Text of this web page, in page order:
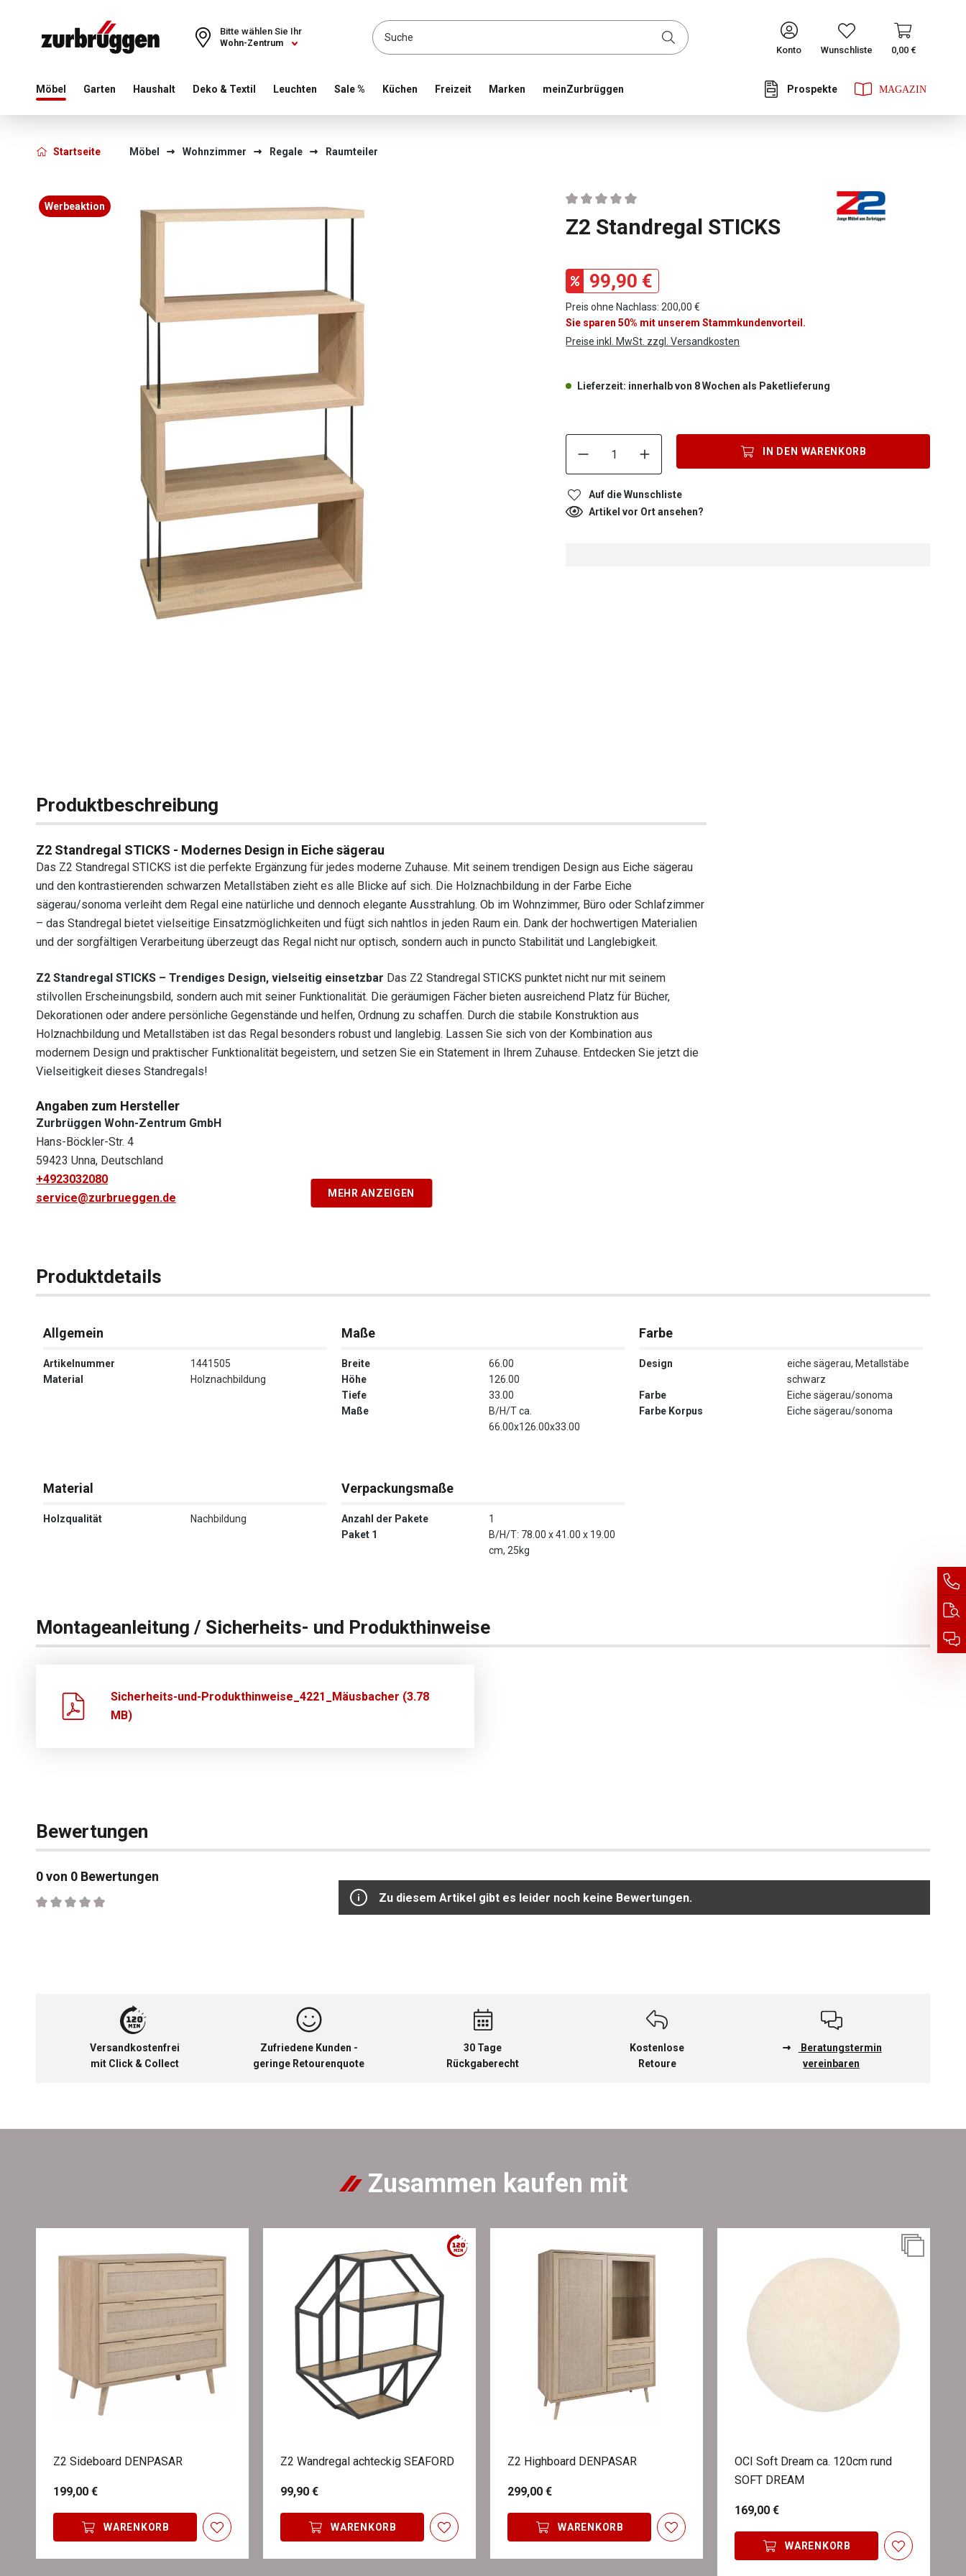
Choose a different country or region to see content for your location and shop online CONTINUE
Wohn-Zentrum
Bitte wählen Sie Ihr
Konto
Wunschliste 0,00 €
Möbel Garten Haushalt Deko & Textil Leuchten Sale % Küchen Freizeit Prospekte
Marken meinZurbrüggen
Startseite Möbel Wohnzimmer Regale Raumteiler
Bildergalerie überspringen
Werbeaktion Durchschnittliche Bewertung von 0 von 5 Sternen
Z2 Standregal STICKS
99,90 €
Preis ohne Nachlass: 200,00 €
Sie sparen 50% mit unserem Stammkundenvorteil.
Preise inkl. MwSt. zzgl. Versandkosten
Lieferzeit: innerhalb von 8 Wochen als Paketlieferung
Produkt Anzahl: Gib den gewünschten Wert ein oder benutze die
IN DEN WARENKORB
Auf die Wunschliste
Artikel vor Ort ansehen?
Produktbeschreibung
Z2 Standregal STICKS - Modernes Design in Eiche sägerau
Das Z2 Standregal STICKS ist die perfekte Ergänzung für jedes moderne Zuhause. Mit seinem trendigen Design aus Eiche sägerau
und den kontrastierenden schwarzen Metallstäben zieht es alle Blicke auf sich. Die Holznachbildung in der Farbe Eiche
sägerau/sonoma verleiht dem Regal eine natürliche und dennoch elegante Ausstrahlung. Ob im Wohnzimmer, Büro oder Schlafzimmer
– das Standregal bietet vielseitige Einsatzmöglichkeiten und fügt sich nahtlos in jeden Raum ein. Dank der hochwertigen Materialien
und der sorgfältigen Verarbeitung überzeugt das Regal nicht nur optisch, sondern auch in puncto Stabilität und Langlebigkeit.
Z2 Standregal STICKS – Trendiges Design, vielseitig einsetzbar Das Z2 Standregal STICKS punktet nicht nur mit seinem
stilvollen Erscheinungsbild, sondern auch mit seiner Funktionalität. Die geräumigen Fächer bieten ausreichend Platz für Bücher,
Dekorationen oder andere persönliche Gegenstände und helfen, Ordnung zu schaffen. Durch die stabile Konstruktion aus
Holznachbildung und Metallstäben ist das Regal besonders robust und langlebig. Lassen Sie sich von der Kombination aus
modernem Design und praktischer Funktionalität begeistern, und setzen Sie ein Statement in Ihrem Zuhause. Entdecken Sie jetzt die
Vielseitigkeit dieses Standregals!
Angaben zum Hersteller
Zurbrüggen Wohn-Zentrum GmbH
Hans-Böckler-Str. 4
59423 Unna, Deutschland
+4923032080
service@zurbrueggen.de
MEHR ANZEIGEN
Produktdetails
Allgemein
Artikelnummer
1441505
Material
Holznachbildung
Maße
Breite
66.00
Höhe
126.00
Tiefe
33.00
Maße
B/H/T ca.
66.00x126.00x33.00
Farbe
Design
eiche sägerau, Metallstäbe
schwarz
Farbe
Eiche sägerau/sonoma
Farbe Korpus
Eiche sägerau/sonoma
Material
Holzqualität Nachbildung
Verpackungsmaße
Anzahl der Pakete
1
Paket 1
B/H/T: 78.00 x 41.00 x 19.00
cm, 25kg
Montageanleitung / Sicherheits- und Produkthinweise
Sicherheits-und-Produkthinweise_4221_Mäusbacher (3.78
MB)
Bewertungen
0 von 0 Bewertungen
Durchschnittliche Bewertung von 0 von 5 Sternen
Zu diesem Artikel gibt es leider noch keine Bewertungen.
Versandkostenfrei
mit Click & Collect
Zufriedene Kunden -
geringe Retourenquote
30 Tage
Rückgaberecht
Kostenlose
Retoure
Beratungstermin
vereinbaren
Zusammen kaufen mit
Z2 Sideboard DENPASAR
199,00 €
WARENKORB
Z2 Wandregal achteckig SEAFORD
99,90 €
WARENKORB
Z2 Highboard DENPASAR
299,00 €
WARENKORB
OCI Soft Dream ca. 120cm rund
SOFT DREAM
169,00 €
WARENKORB